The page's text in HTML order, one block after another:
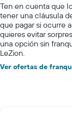
Ten en cuenta que
tener una cláusula
que pagar si ocurre
quieres evitar
una opción sin
LeZion.
Ver ofertas de